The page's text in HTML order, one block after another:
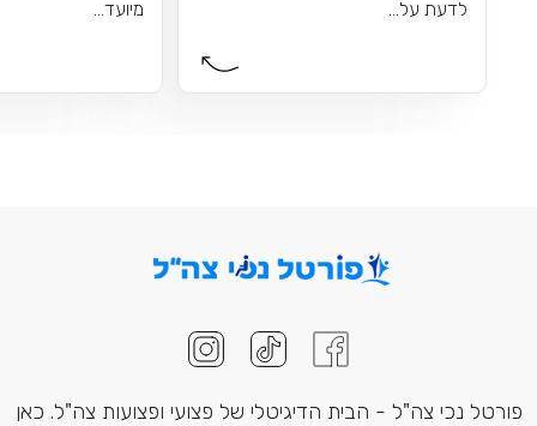
לדעת על...
מיועד...
פורטל נכי צה"ל - הבית הדיגיטלי של פצועי ופצועות צה"ל. כאן